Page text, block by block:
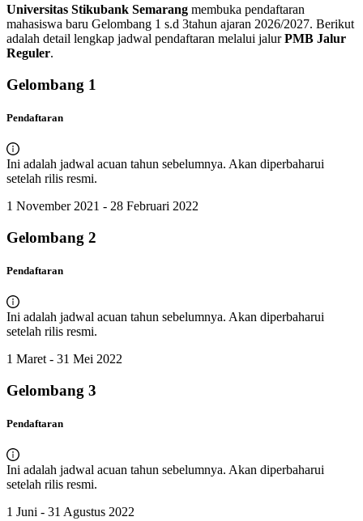
Universitas Stikubank Semarang membuka pendaftaran
mahasiswa baru Gelombang 1 s.d 3tahun ajaran 2026/2027. Berikut
adalah detail lengkap jadwal pendaftaran melalui jalur PMB Jalur
Reguler.
Gelombang 1
Pendaftaran
Ini adalah jadwal acuan tahun sebelumnya. Akan diperbaharui
setelah rilis resmi.
1 November 2021 - 28 Februari 2022
Gelombang 2
Pendaftaran
Ini adalah jadwal acuan tahun sebelumnya. Akan diperbaharui
setelah rilis resmi.
1 Maret - 31 Mei 2022
Gelombang 3
Pendaftaran
Ini adalah jadwal acuan tahun sebelumnya. Akan diperbaharui
setelah rilis resmi.
1 Juni - 31 Agustus 2022